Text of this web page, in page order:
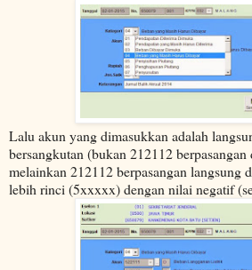
Lalu akun yang dimasukkan adalah
bersangkutan (bukan 212112
melainkan 212112 berpasangan langsung
lebih rinci (5xxxxx) dengan nilai negatif